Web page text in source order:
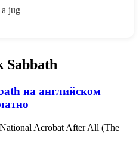
jug
Sabbath
на английском
Acrobat After All (The